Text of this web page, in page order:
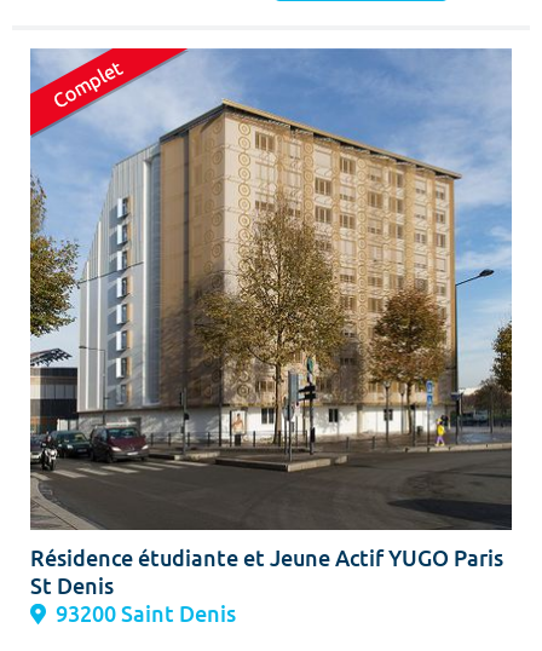
Résidence étudiante et Jeune Actif YUGO Paris
St Denis
93200 Saint Denis